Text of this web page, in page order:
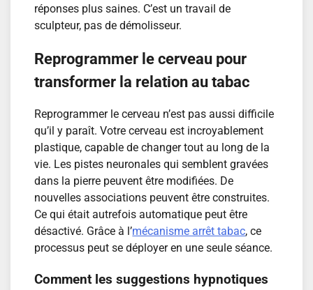
réponses plus saines. C’est un travail de
sculpteur, pas de démolisseur.
Reprogrammer le cerveau pour
transformer la relation au tabac
Reprogrammer le cerveau n’est pas aussi difficile
qu’il y paraît. Votre cerveau est incroyablement
plastique, capable de changer tout au long de la
vie. Les pistes neuronales qui semblent gravées
dans la pierre peuvent être modifiées. De
nouvelles associations peuvent être construites.
Ce qui était autrefois automatique peut être
désactivé. Grâce à l’mécanisme arrêt tabac, ce
processus peut se déployer en une seule séance.
Comment les suggestions hypnotiques